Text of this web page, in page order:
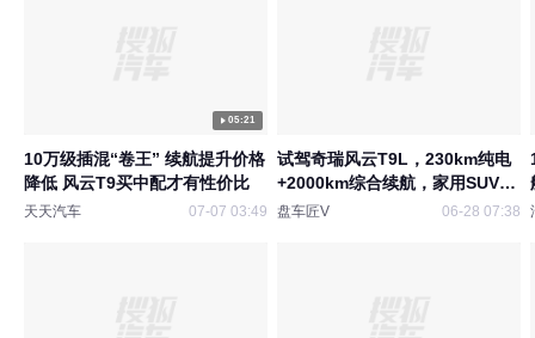
05:21
10万级插混“卷王” 续航提升价格
降低 风云T9买中配才有性价比
天天汽车 07-07 03:49
试驾奇瑞风云T9L，230km纯电
+2000km综合续航，家用SUV新
选择
盘车匠V 06-28 07:38